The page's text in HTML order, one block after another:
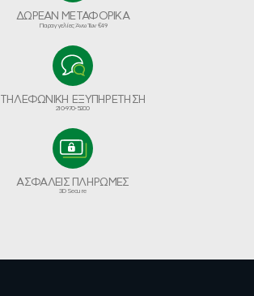
ΔΩΡΕΑΝ ΜΕΤΑΦΟΡΙΚΑ
Παραγγελίες Άνω Των €49
ΤΗΛΕΦΩΝΙΚΗ ΕΞΥΠΗΡΕΤΗΣΗ
210-970-5200
ΑΣΦΑΛΕΙΣ ΠΛΗΡΩΜΕΣ
3D Secure